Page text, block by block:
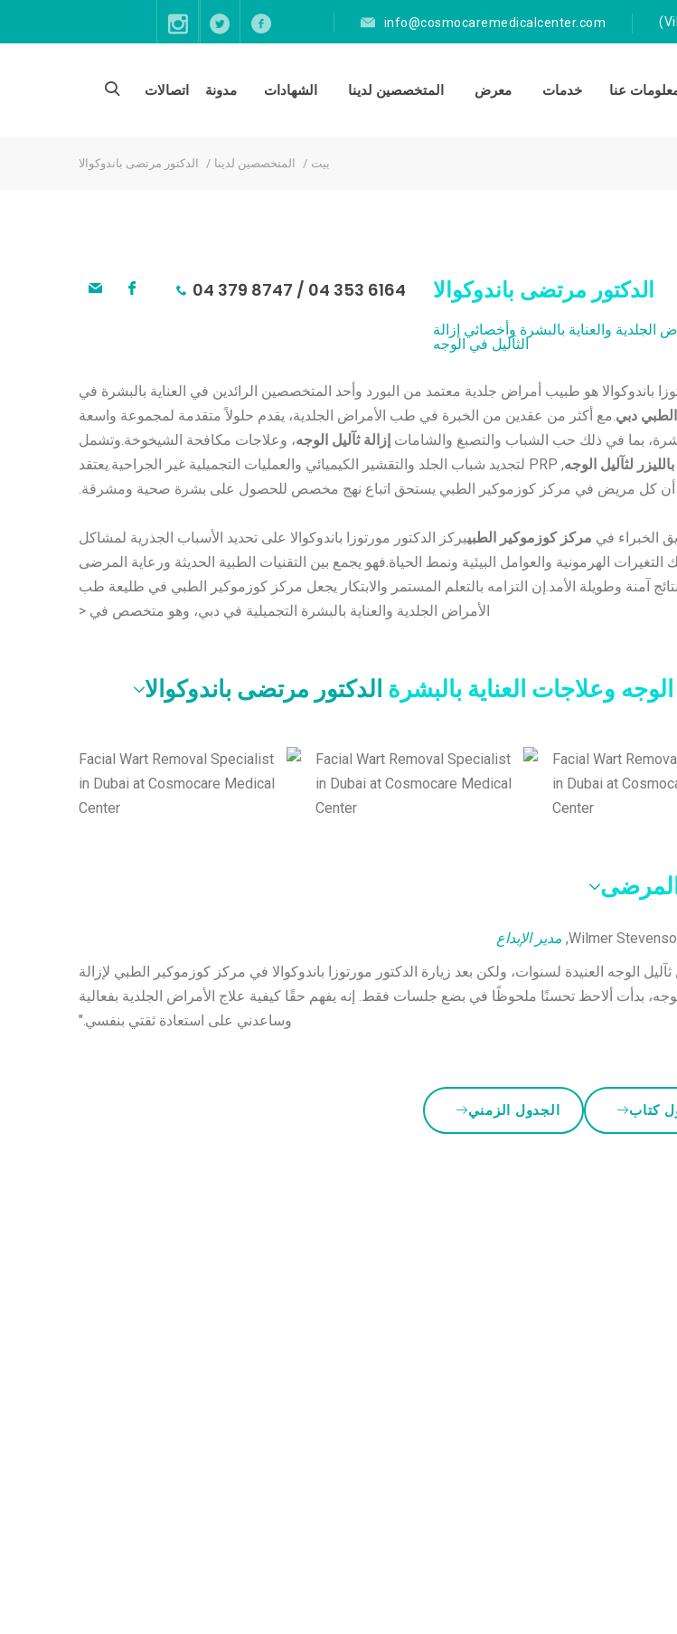
info@cosmocaremedicalcenter.com
عنا خدمات معرض المتخصصين لدينا الشهادات مدونة اتصالات
بيت المتخصصين لدينا الدكتور مرتضى باندوكوالا
الدكتور مرتضى باندوكوالا
الجلدية والعناية بالبشرة وأخصائي إزالة
الثآليل في الوجه
04 379 8747 / 04 353 6164
باندوكوالا هو طبيب أمراض جلدية معتمد من البورد وأحد المتخصصين الرائدين في العناية بالبشرة في
دبي.مع أكثر من عقدين من الخبرة في طب الأمراض الجلدية، يقدم حلولاً متقدمة لمجموعة واسعة
بما في ذلك حب الشباب والتصبغ والشامات إزالة ثآليل الوجه، وعلاجات مكافحة الشيخوخة.وتشمل
بالليزر لثآليل الوجه
, PRP لتجديد شباب الجلد والتقشير الكيميائي والعمليات التجميلية غير الجراحية.يعتقد
أن كل مريض في مركز كوزموكير الطبي يستحق اتباع نهج مخصص للحصول على بشرة صحية ومشرقة.
الخبراء في مركز كوزموكير الطبييركز الدكتور مورتوزا باندوكوالا على تحديد الأسباب الجذرية لمشاكل
التغيرات الهرمونية والعوامل البيئية ونمط الحياة.فهو يجمع بين التقنيات الطبية الحديثة ورعاية المرضى
آمنة وطويلة الأمد.إن التزامه بالتعلم المستمر والابتكار يجعل مركز كوزموكير الطبي في طليعة طب
الأمراض الجلدية والعناية بالبشرة التجميلية في دبي، وهو متخصص في <
الوجه وعلاجات العناية بالبشرة الدكتور مرتضى باندوكوالا
مدير الإبداع
الوجه العنيدة لسنوات، ولكن بعد زيارة الدكتور مورتوزا باندوكوالا في مركز كوزموكير الطبي لإزالة
بدأت ألاحظ تحسنًا ملحوظًا في بضع جلسات فقط. إنه يفهم حقًا كيفية علاج الأمراض الجلدية بفعالية
وساعدني على استعادة ثقتي بنفسي."
كتاب الجدول الزمني